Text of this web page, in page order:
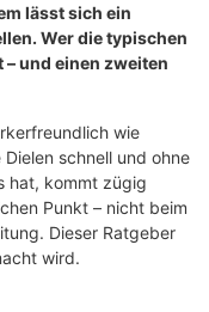
lässt sich ein
Wer die typischen
und einen zweiten
wie
schnell und ohne
hat, kommt zügig
Punkt – nicht beim
Dieser Ratgeber
wird.